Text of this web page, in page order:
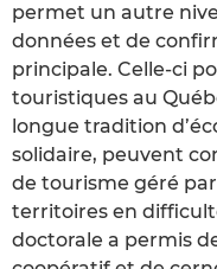
permet un autre
données et de
principale. Celle-ci
touristiques au
longue tradition
solidaire, peuvent
de tourisme géré
territoires en
doctorale a permis